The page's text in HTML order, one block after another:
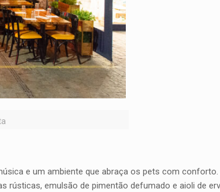
e um ambiente que abraça os pets com conforto.
rústicas, emulsão de pimentão defumado e aioli de